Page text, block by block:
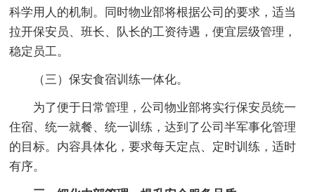
科学用人的机制。同时物业部将根据公司的要求，适当
拉开保安员、班长、队长的工资待遇，便宜层级管理，
稳定员工。
（三）保安食宿训练一体化。
为了便于日常管理，公司物业部将实行保安员统一
住宿、统一就餐、统一训练，达到了公司半军事化管理
的目标。内容具体化，要求每天定点、定时训练，适时
有序。